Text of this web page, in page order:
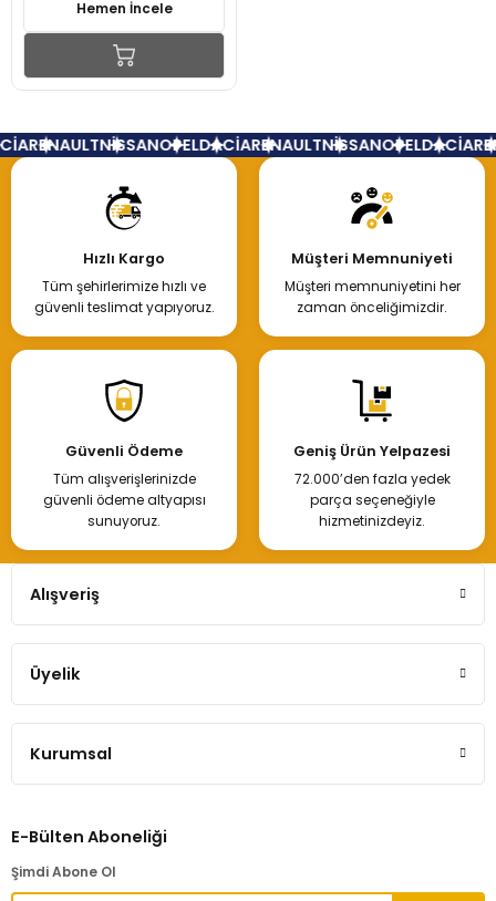
Hemen İncele
RENAULTNİSSANOPELDACİARENAULTNİSSANOPELDACİA
Hızlı Kargo
Tüm şehirlerimize hızlı ve
güvenli teslimat yapıyoruz.
Müşteri Memnuniyeti
Müşteri memnuniyetini her
zaman önceliğimizdir.
Güvenli Ödeme
Tüm alışverişlerinizde
güvenli ödeme altyapısı
sunuyoruz.
Geniş Ürün Yelpazesi
72.000’den fazla yedek
parça seçeneğiyle
hizmetinizdeyiz.
Alışveriş
Üyelik
Kurumsal
E-Bülten Aboneliği
Şimdi Abone Ol